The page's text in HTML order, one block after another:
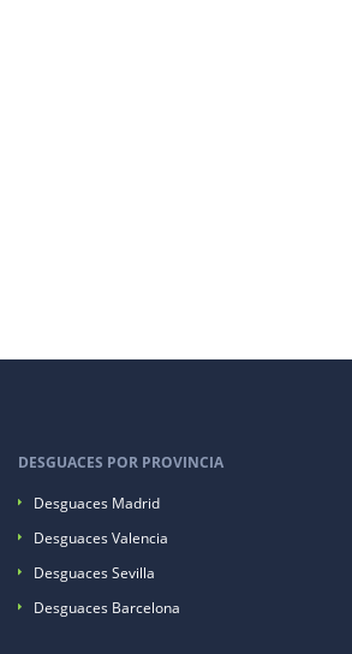
DESGUACES POR PROVINCIA
Desguaces Madrid
Desguaces Valencia
Desguaces Sevilla
Desguaces Barcelona